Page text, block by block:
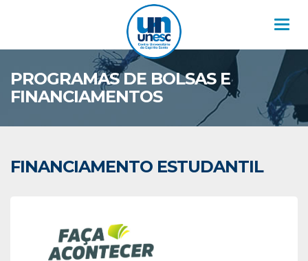
PROGRAMAS DE BOLSAS E
FINANCIAMENTOS
FINANCIAMENTO ESTUDANTIL